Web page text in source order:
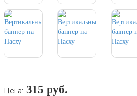
парада на Красной площади
7 ноября, День Октябрьской
революции
внутренних дел РФ
19 ноября, День Ракетных Войск и
Цена: 315 руб.